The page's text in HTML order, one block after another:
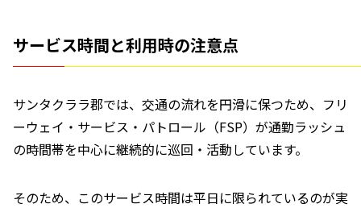
サービス時間と利用時の注意点
サンタクララ郡では、交通の流れを円滑に保つため、フリ
ーウェイ・サービス・パトロール（FSP）が通勤ラッシュ
の時間帯を中心に継続的に巡回・活動しています。
そのため、このサービス時間は平日に限られているのが実